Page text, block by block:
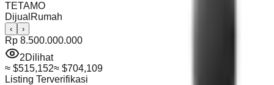
TETAMO
Dijual Rumah
‹ ›
Rp 8.500.000.000
2Dilihat
≈ $515,152≈ $704,109
Listing Terverifikasi